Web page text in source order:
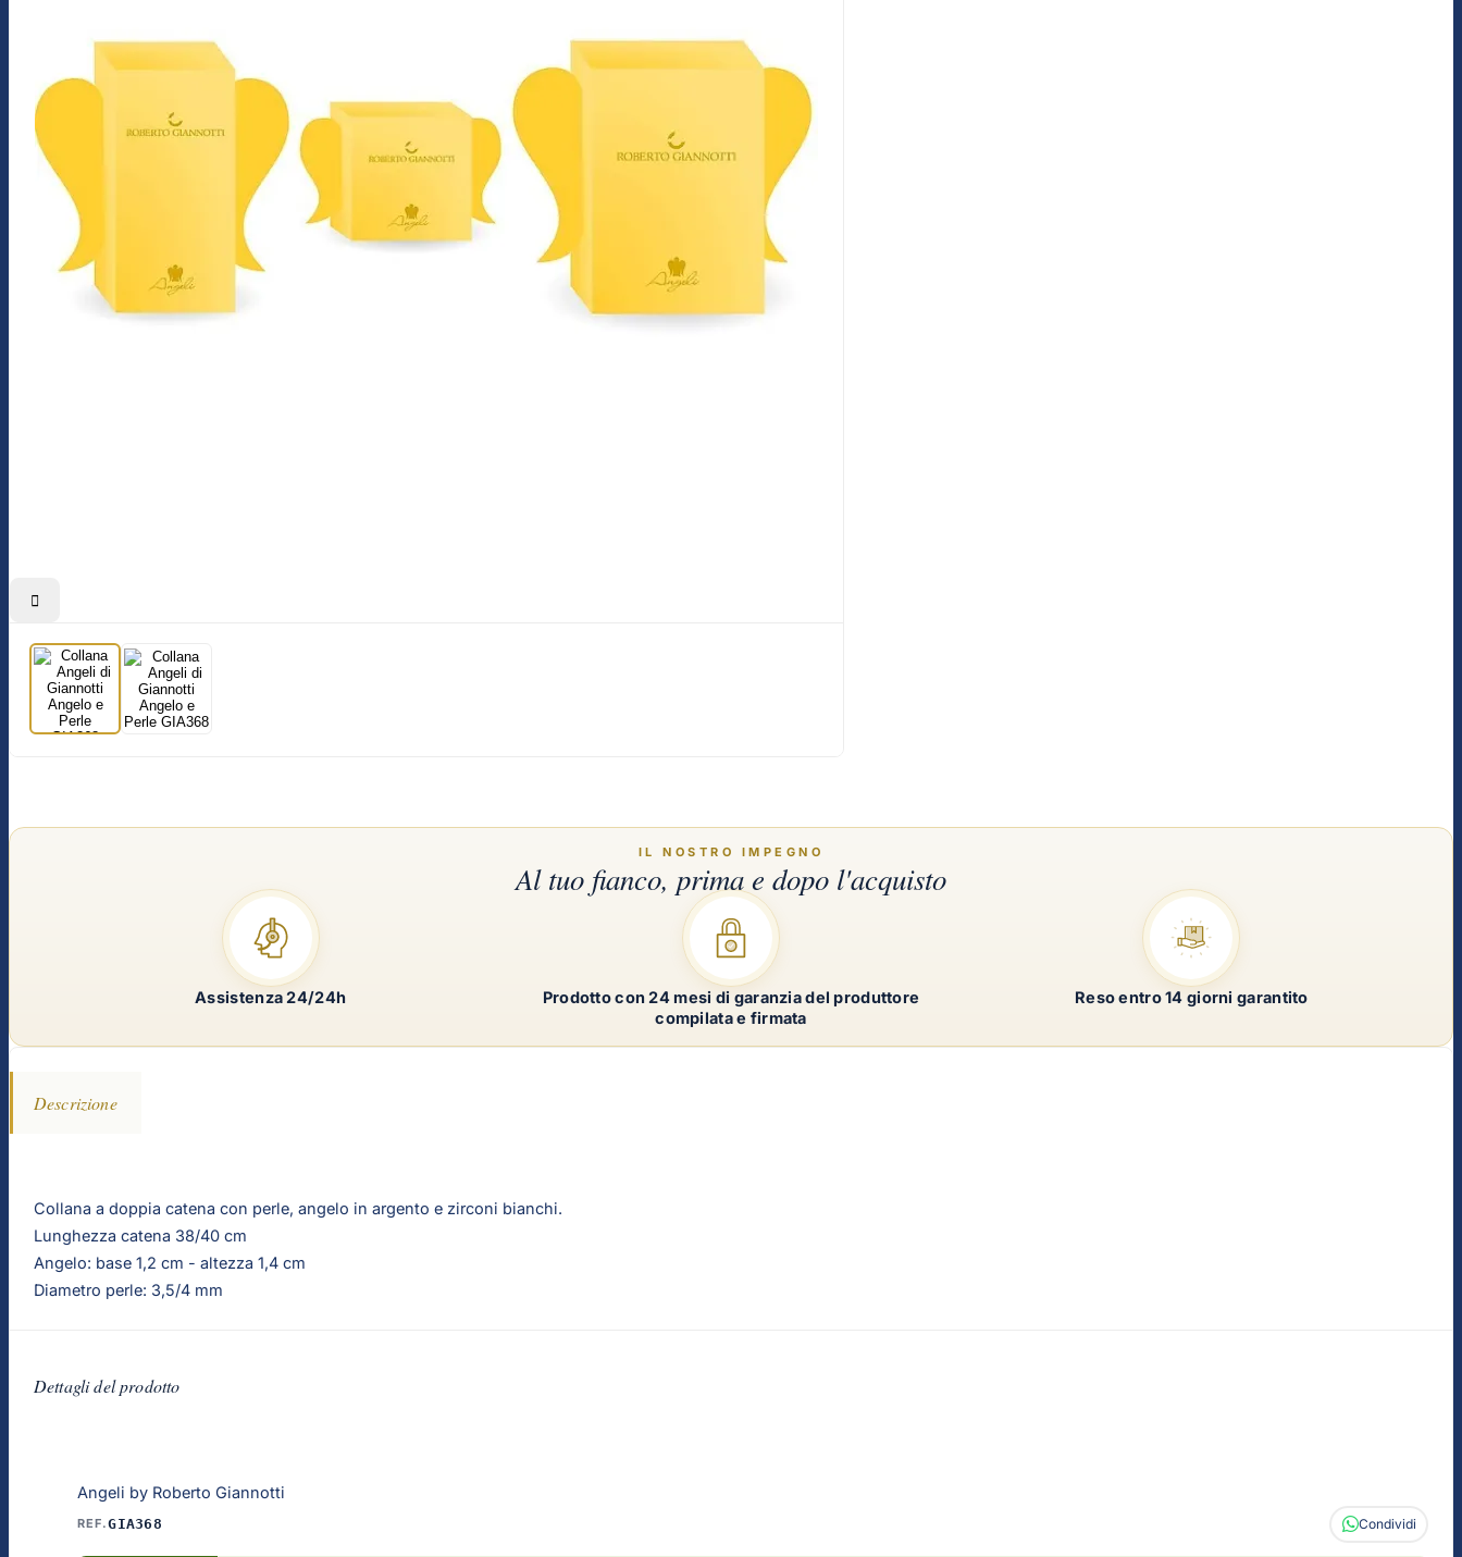

Descrizione
Collana a doppia catena con perle, angelo in argento e zirconi bianchi.
Lunghezza catena 38/40 cm
Angelo: base 1,2 cm - altezza 1,4 cm
Diametro perle: 3,5/4 mm
Dettagli del prodotto
Angeli by Roberto Giannotti
REF.GIA368 Condividi
Assistenza 24/24h
Prodotto con 24 mesi di garanzia del produttore
compilata e firmata
Reso entro 14 giorni garantito